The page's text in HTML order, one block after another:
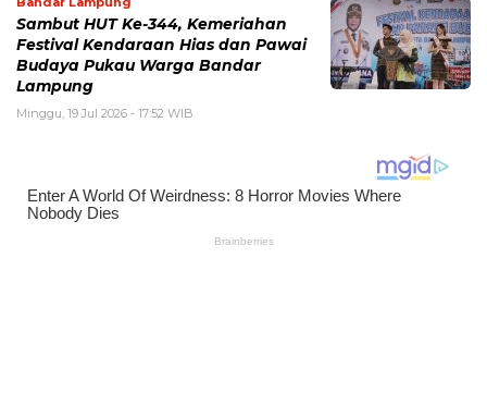
Sambut HUT Ke-344, Kemeriahan
Festival Kendaraan Hias dan Pawai
Budaya Pukau Warga Bandar
Lampung
Minggu, 19 Jul 2026 - 17:52 WIB